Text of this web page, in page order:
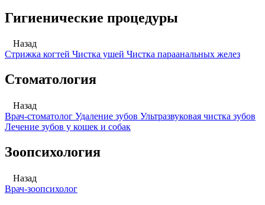
Гигиенические процедуры
Назад
Стрижка когтей Чистка ушей Чистка параанальных желез
Стоматология
Назад
Врач-стоматолог Удаление зубов Ультразвуковая чистка зубов
Лечение зубов у кошек и собак
Зоопсихология
Назад
Врач-зоопсихолог